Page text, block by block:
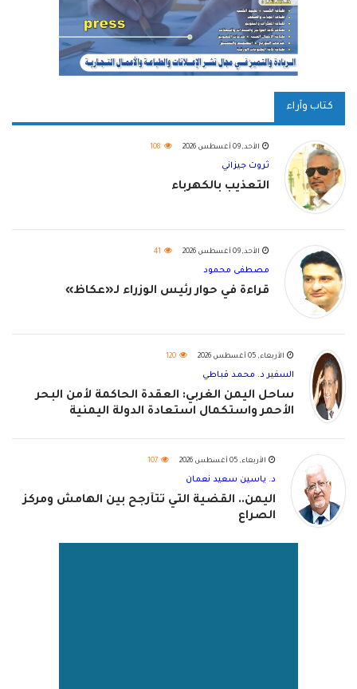
كتاب وآراء
الأحد, 09 أغسطس 2026 108
ثروت جيزاني
التعذيب بالكهرباء
الأحد, 09 أغسطس 2026 41
مصطفى محمود
قراءة في حوار رئيس الوزراء لـ«عكاظ»
الأربعاء, 05 أغسطس 2026 120
السفير د. محمد قباطي
ساحل اليمن الغربي: العقدة الحاكمة لأمن البحر
الأحمر واستكمال استعادة الدولة اليمنية
الأربعاء, 05 أغسطس 2026 107
د. ياسين سعيد نعمان
اليمن.. القضية التي تتأرجح بين الهامش ومركز
الصراع